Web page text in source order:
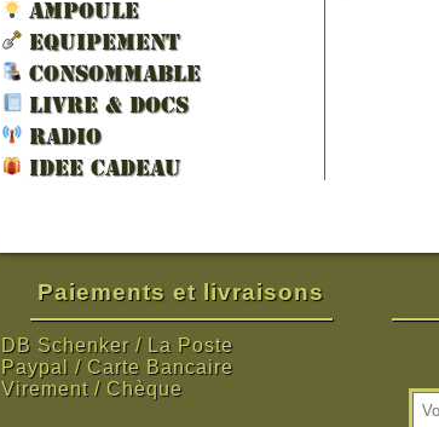
AMPOULE
EQUIPEMENT
CONSOMMABLE
LIVRE & DOCS
RADIO
IDEE CADEAU
Paiements et livraisons
DB Schenker / La Poste
Paypal / Carte Bancaire
Virement / Chèque